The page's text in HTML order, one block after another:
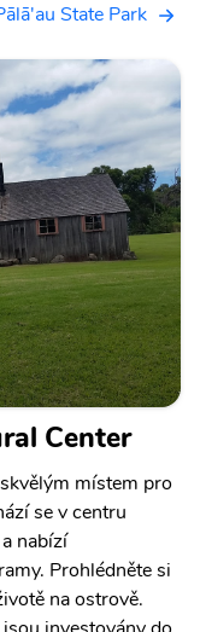
State Park
Center
místem pro
se v centru
nabízí
Prohlédněte si
na ostrově.